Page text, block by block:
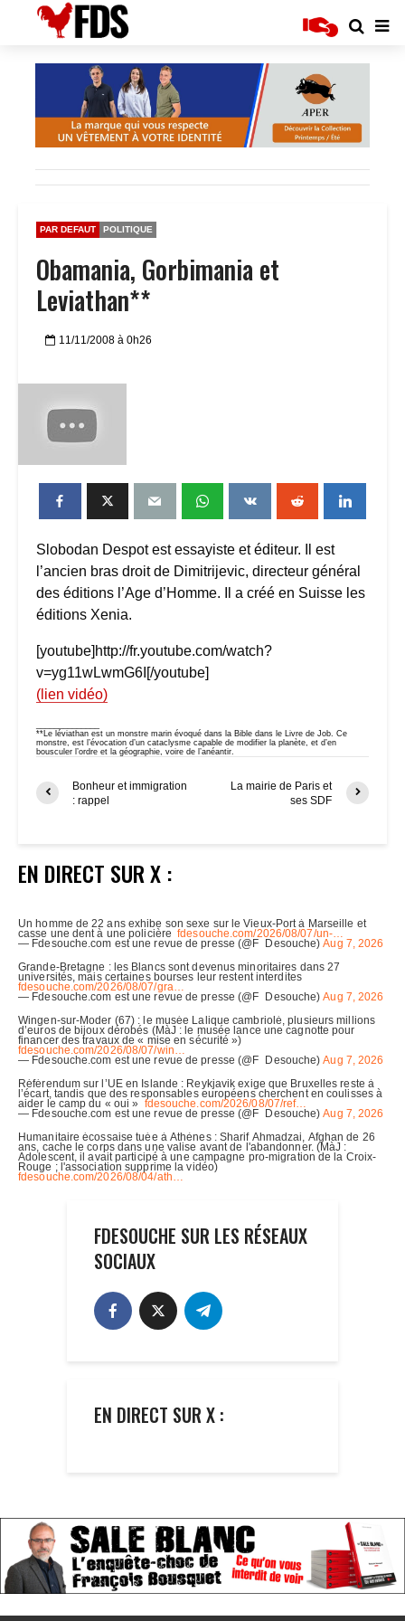
PAR DEFAUT POLITIQUE
Obamania, Gorbimania et
Leviathan**
11/11/2008 à 0h26
Slobodan Despot est essayiste et éditeur. Il est
l’ancien bras droit de Dimitrijevic, directeur général
des éditions l’Age d’Homme. Il a créé en Suisse les
éditions Xenia.
[youtube]http://fr.youtube.com/watch?
v=yg11wLwmG6I[/youtube]
(lien vidéo)
**Le léviathan est un monstre marin évoqué dans la Bible dans le Livre de Job. Ce
monstre, est l’évocation d’un cataclysme capable de modifier la planète, et d’en
bousculer l’ordre et la géographie, voire de l’anéantir.
Bonheur et immigration
: rappel
La mairie de Paris et
ses SDF
EN DIRECT SUR X :
FDESOUCHE SUR LES RÉSEAUX
SOCIAUX
EN DIRECT SUR X :